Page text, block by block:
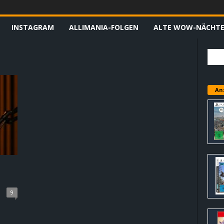
INSTAGRAM ALLIMANIA-FOLGEN ALTE WOW-NÄCHTE
9